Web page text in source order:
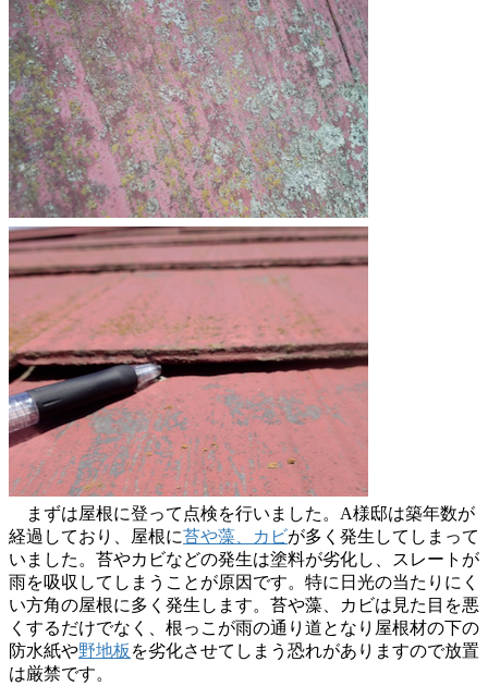
まずは屋根に登って点検を行いました。A様邸は築年数が
経過しており、屋根に苔や藻、カビが多く発生してしまって
いました。苔やカビなどの発生は塗料が劣化し、スレートが
雨を吸収してしまうことが原因です。特に日光の当たりにく
い方角の屋根に多く発生します。苔や藻、カビは見た目を悪
くするだけでなく、根っこが雨の通り道となり屋根材の下の
防水紙や野地板 を劣化させてしまう恐れがありますので放置
は厳禁です。